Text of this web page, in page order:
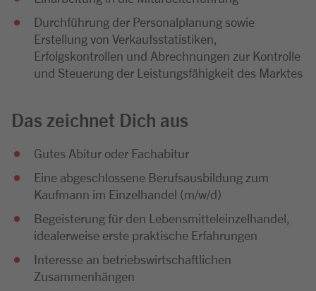
Durchführung der Personalplanung sowie
Erstellung von Verkaufsstatistiken,
Erfolgskontrollen und Abrechnungen zur Kontrolle
und Steuerung der Leistungsfähigkeit des Marktes
Das zeichnet Dich aus
Gutes Abitur oder Fachabitur
Eine abgeschlossene Berufsausbildung zum
Kaufmann im Einzelhandel (m/w/d)
Begeisterung für den Lebensmitteleinzelhandel,
idealerweise erste praktische Erfahrungen
Interesse an betriebswirtschaftlichen
Zusammenhängen